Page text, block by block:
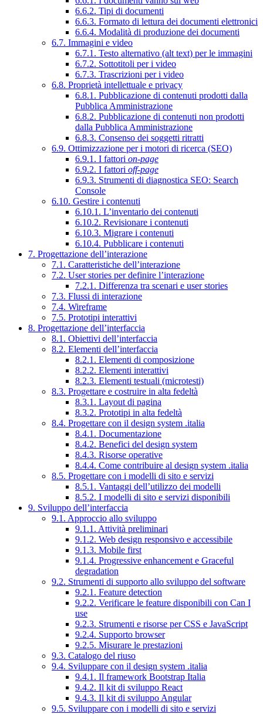
6.6.2. Tipi di documenti
6.6.3. Formato di lettura dei documenti elettronici
6.6.4. Modalità di produzione dei documenti
6.7. Immagini e video
6.7.1. Testo alternativo (alt text) per le immagini
6.7.2. Sottotitoli per i video
6.7.3. Trascrizioni per i video
6.8. Proprietà intellettuale e privacy
6.8.1. Pubblicazione di contenuti prodotti dalla
Pubblica Amministrazione
6.8.2. Pubblicazione di contenuti non prodotti
dalla Pubblica Amministrazione
6.8.3. Consenso dei soggetti ritratti
6.9. Ottimizzazione per i motori di ricerca (SEO)
6.9.1. I fattori on-page
6.9.2. I fattori off-page
6.9.3. Strumenti di diagnostica SEO: Search
Console
6.10. Gestire i contenuti
6.10.1. L’inventario dei contenuti
6.10.2. Revisionare i contenuti
6.10.3. Migrare i contenuti
6.10.4. Pubblicare i contenuti
7. Progettazione dell’interazione
7.1. Caratteristiche dell’interazione
7.2. User stories per definire l’interazione
7.2.1. Differenza tra scenari e user stories
7.3. Flussi di interazione
7.4. Wireframe
7.5. Prototipi interattivi
8. Progettazione dell’interfaccia
8.1. Obiettivi dell’interfaccia
8.2. Elementi dell’interfaccia
8.2.1. Elementi di composizione
8.2.2. Elementi interattivi
8.2.3. Elementi testuali (microtesti)
8.3. Progettare e costruire in alta fedeltà
8.3.1. Layout di pagina
8.3.2. Prototipi in alta fedeltà
8.4. Progettare con il design system .italia
8.4.1. Documentazione
8.4.2. Benefici del design system
8.4.3. Risorse operative
8.4.4. Come contribuire al design system .italia
8.5. Progettare con i modelli di sito e servizi
8.5.1. Vantaggi dell’utilizzo dei modelli
8.5.2. I modelli di sito e servizi disponibili
9. Sviluppo dell’interfaccia
9.1. Approccio allo sviluppo
9.1.1. Attività preliminari
9.1.2. Web design responsivo e accessibile
9.1.3. Mobile first
9.1.4. Progressive enhancement e Graceful
degradation
9.2. Strumenti di supporto allo sviluppo del software
9.2.1. Feature detection
9.2.2. Verificare le feature disponibili con Can I
use
9.2.3. Strumenti e risorse per CSS e JavaScript
9.2.4. Supporto browser
9.2.5. Misurare le prestazioni
9.3. Catalogo del riuso
9.4. Sviluppare con il design system .italia
9.4.1. Il framework Bootstrap Italia
9.4.2. Il kit di sviluppo React
9.4.3. Il kit di sviluppo Angular
9.5. Sviluppare con i modelli di sito e servizi